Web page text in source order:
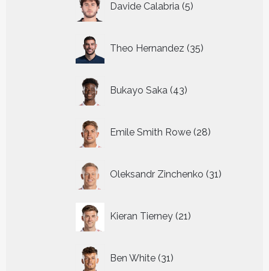
Davide Calabria 5
producten
Theo Hernandez 35
producten
Bukayo Saka 43
producten
Emile Smith Rowe 28
producten
Oleksandr Zinchenko 31
producten
Kieran Tierney 21
producten
Ben White 31
producten